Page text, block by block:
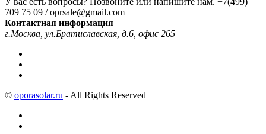
709 75 09 / oprsale@gmail.com
Контактная информация
г.Москва, ул.Братиславская, д.6, офис 265
© oporasolar.ru - All Rights Reserved